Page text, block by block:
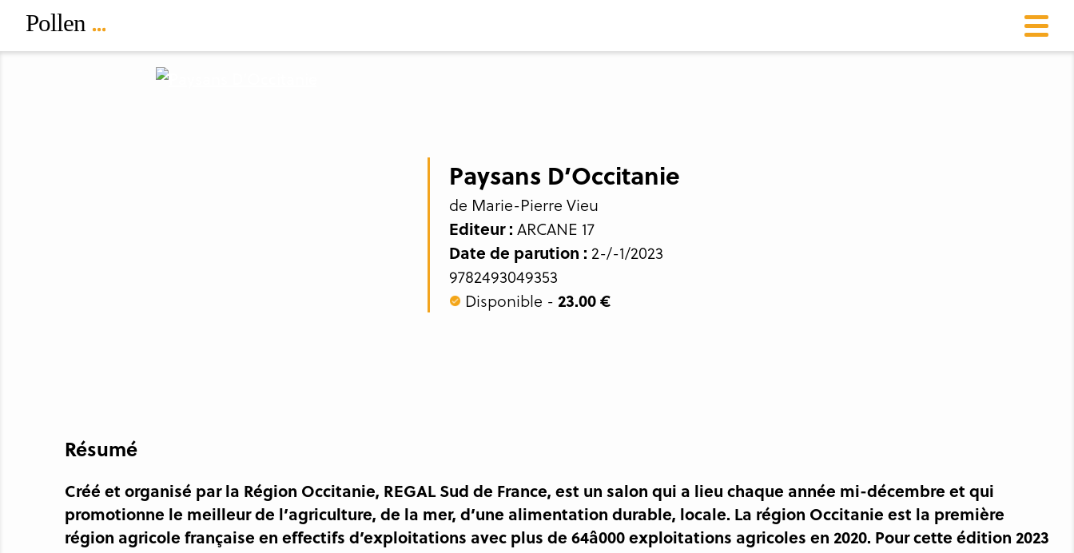
Paysans D’Occitanie
de Marie-Pierre Vieu
Editeur : ARCANE 17
Date de parution : 2-/-1/2023
9782493049353
Disponible - 23.00 €
Résumé
Créé et organisé par la Région Occitanie, REGAL Sud de France, est un salon qui a lieu chaque année mi-décembre et qui
promotionne le meilleur de l’agriculture, de la mer, d’une alimentation durable, locale. La région Occitanie est la première
région agricole française en effectifs d’exploitations avec plus de 64â000 exploitations agricoles en 2020. Pour cette édition 2023